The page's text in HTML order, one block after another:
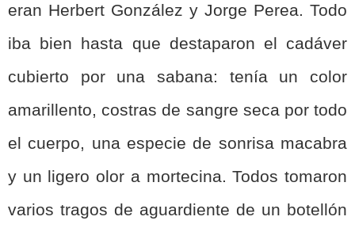
eran Herbert González y Jorge Perea. Todo
iba bien hasta que destaparon el cadáver
cubierto por una sabana: tenía un color
amarillento, costras de sangre seca por todo
el cuerpo, una especie de sonrisa macabra
y un ligero olor a mortecina. Todos tomaron
varios tragos de aguardiente de un botellón